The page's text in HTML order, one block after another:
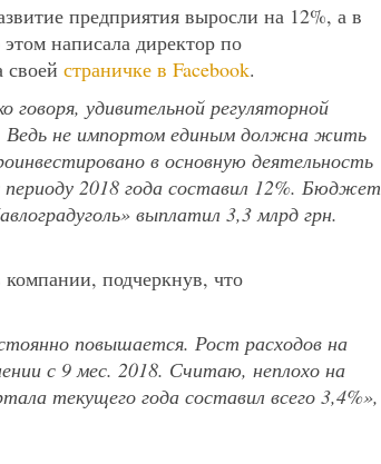
предприятия выросли на 12%, а в
написала директор по
страничке в Facebook.
удивительной регуляторной
Ведь не импортом единым должна жить
в основную деятельность
2018 года составил 12%. Бюджет
выплатил 3,3 млрд грн.
компании, подчеркнув, что
повышается. Рост расходов на
с 9 мес. 2018. Считаю, неплохо на
текущего года составил всего 3,4%»,